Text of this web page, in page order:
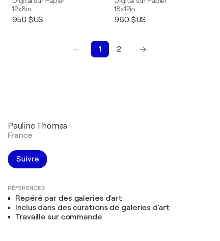
12x8in
950 $US
18x12in
960 $US
1
2
Pauline Thomas
France
Suivre
RÉFÉRENCES
Repéré par des galeries d'art
Inclus dans des curations de galeries d'art
Travaille sur commande